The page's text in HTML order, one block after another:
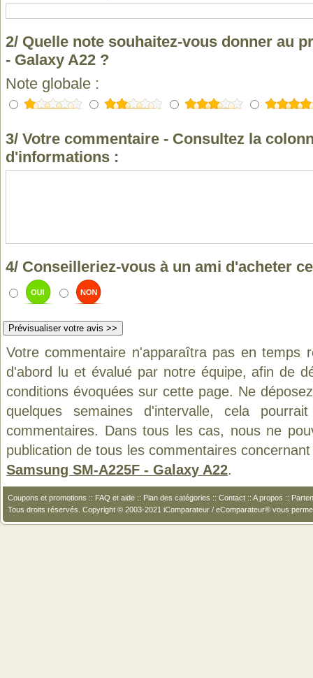
2/ Quelle note souhaitez-vous donner au
- Galaxy A22 ?
Note globale :
3/ Votre commentaire - Consultez la
d'informations :
4/ Conseilleriez-vous à un ami d'acheter
Votre commentaire n'apparaîtra pas en temps
d'abord lu et évalué par notre équipe, afin de
conditions évoquées sur cette page. Ne
quelques semaines d'intervalle, cela
commentaires. Dans tous les cas, nous ne
publication de tous les commentaires
Samsung SM-A225F - Galaxy A22.
Coupons et promotions :: FAQ et aide :: Plan des catégories :: Contact :: A propos ::
Tous droits réservés. Copyright © 2003-2021 iComparateur / eComparateur® vous